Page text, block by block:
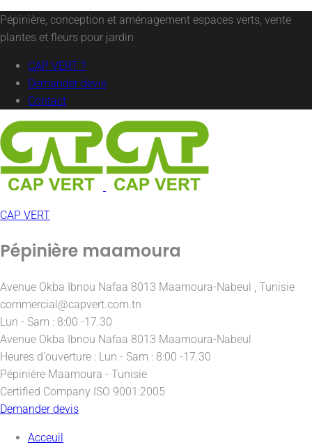
Pépinière, conception et aménagement espaces verts, vente
plantes et fleurs pour jardin
CAP VERT ?
Demander devis
Contact
CAP VERT
Pépinière maamoura
Avenue Okba Ibnou Nafaa 8013 Maamoura-Nabeul , Tunisie
commercial@capvert.com.tn
Lun - Sam : 8:00 -17.30
Avenue Okba Ibnou Nafaa 8013 Maamoura-Nabeul
Heures d'ouverture : Lun - Sam : 8:00 -17.30
Pépinière Maamoura - Tunisie
Certified Company ISO 9001:2005
Demander devis
Acceuil